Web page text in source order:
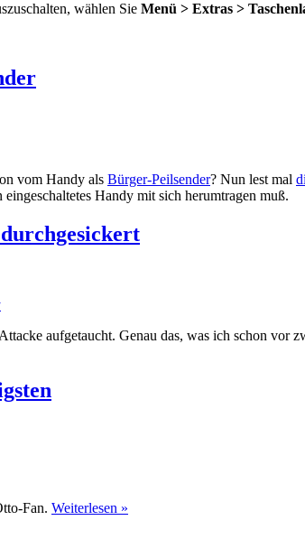
wählen Sie Menü > Extras >
vom Handy als Bürger-Peilsender? Nun lest mal
Handy mit sich herumtragen muß.
aufgetaucht. Genau das, was ich schon vor
Fan. Weiterlesen »